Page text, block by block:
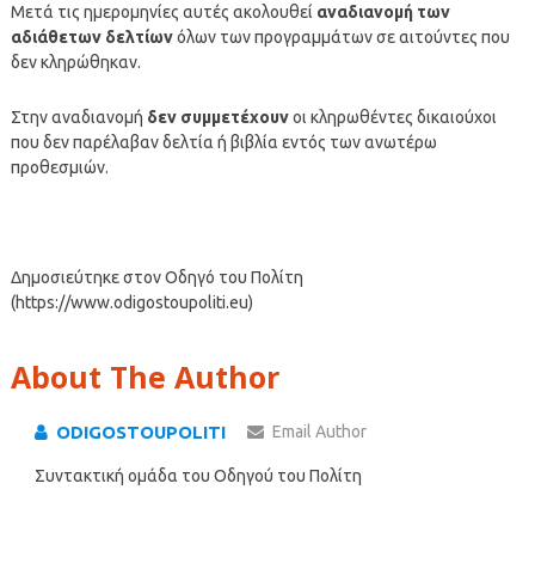
Μετά τις ημερομηνίες αυτές ακολουθεί αναδιανομή των
αδιάθετων δελτίωνόλων των προγραμμάτων σε αιτούντες που
δεν κληρώθηκαν.
Στην αναδιανομή δεν συμμετέχουνοι κληρωθέντες δικαιούχοι
που δεν παρέλαβαν δελτία ή βιβλία εντός των ανωτέρω
προθεσμιών.
Δημοσιεύτηκε στον Οδηγό του Πολίτη
(https://www.odigostoupoliti.eu)
About The Author
ODIGOSTOUPOLITI Email Author
Συντακτική ομάδα του Οδηγού του Πολίτη